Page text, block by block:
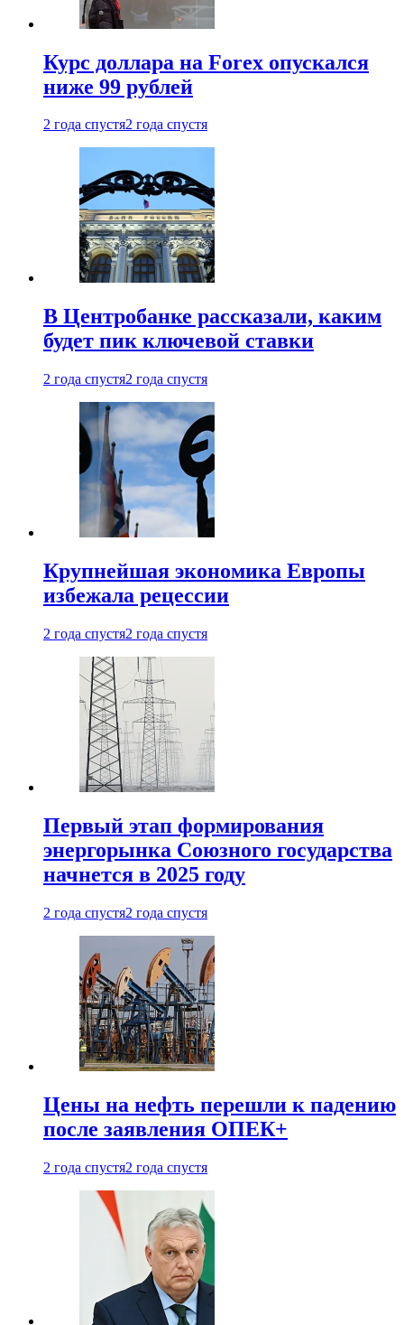
Курс доллара на Forex опускался
ниже 99 рублей
2 года спустя2 года спустя
В Центробанке рассказали, каким
будет пик ключевой ставки
2 года спустя2 года спустя
Крупнейшая экономика Европы
избежала рецессии
2 года спустя2 года спустя
Первый этап формирования
энергорынка Союзного государства
начнется в 2025 году
2 года спустя2 года спустя
Цены на нефть перешли к падению
после заявления ОПЕК+
2 года спустя2 года спустя